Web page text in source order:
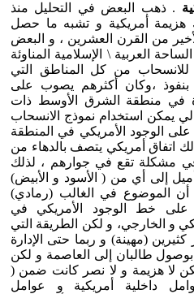
. ذهب البعض في التحليل منذ
أمريكية و تشبه ما حصل
من القرن العشرين ، و البعض
العربية \ الإسلامية المناوئة
للانسحاب من كل المناطق التي
بنفوذ ،وكان أكثرهم يصوب على
في منطقة الشرق الأوسط ذات
يمكن استخدام نموذج الانسحاب
الوجود الأمريكي في المنطقة
اتفاق أمريكي يتصف بالدهاء من
مشكلة تقع في جوارهم ، لذلك
إلى أي من ( الأسود و الأبيض)
أن الموضوع في الغالب (رمادي)
على خط الوجود الأمريكي في
و الخارجي، و لكن الطريقة التي
(مهينة) و ربما حتى الإدارة
بوصول طالبان إلى العاصمة و لكن
لا هزيمة و لا نصر كانت ضمن (
داخلية أمريكية و عوامل